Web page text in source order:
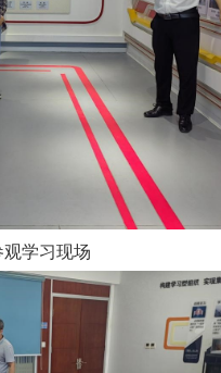
学习现场